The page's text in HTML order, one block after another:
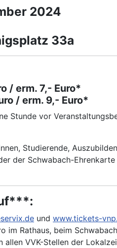
2024
33a
/ erm. 7,- Euro*
/ erm. 9,- Euro*
Stunde vor
Studierende,
der Schwabach-
und www.tickets-
im Rathaus, beim
allen VVK-Stellen der